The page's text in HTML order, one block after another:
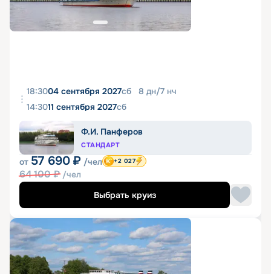
18:3004 сентября 2027сб 8 дн/7 нч
14:3011 сентября 2027сб
Ф.И. Панферов
СТАНДАРТ
от 57 690 ₽ /чел
64 100₽ /чел
+2 027
Выбрать круиз